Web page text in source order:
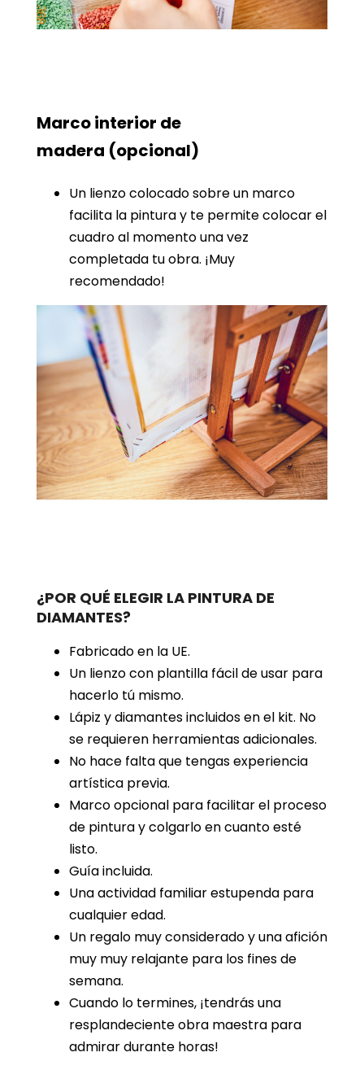
Marco interior de
madera (opcional)
Un lienzo colocado sobre un marco
facilita la pintura y te permite colocar el
cuadro al momento una vez
completada tu obra. ¡Muy
recomendado!
¿POR QUÉ ELEGIR LA PINTURA DE
DIAMANTES?
Fabricado en la UE.
Un lienzo con plantilla fácil de usar para
hacerlo tú mismo.
Lápiz y diamantes incluidos en el kit. No
se requieren herramientas adicionales.
No hace falta que tengas experiencia
artística previa.
Marco opcional para facilitar el proceso
de pintura y colgarlo en cuanto esté
listo.
Guía incluida.
Una actividad familiar estupenda para
cualquier edad.
Un regalo muy considerado y una afición
muy muy relajante para los fines de
semana.
Cuando lo termines, ¡tendrás una
resplandeciente obra maestra para
admirar durante horas!